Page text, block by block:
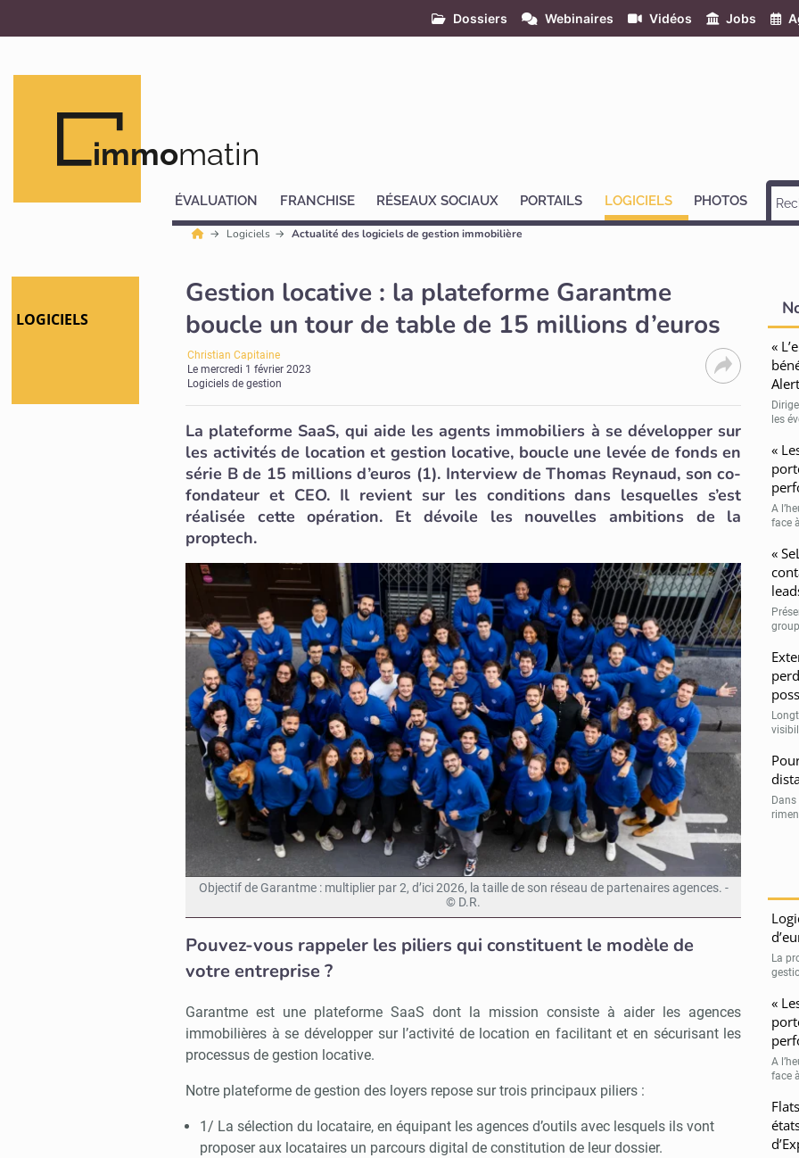
Dossiers Webinaires Vidéos Jobs
immomatin
ÉVALUATION FRANCHISE RÉSEAUX SOCIAUX PORTAILS LOGICIELS PHOTOS
Logiciels Actualité des logiciels de gestion immobilière
LOGICIELS
Gestion locative : la plateforme Garantme
boucle un tour de table de 15 millions d’euros
Christian Capitaine
Lemercredi 1 février 2023
Logiciels de gestion
La plateforme SaaS, qui aide les agents immobiliers à se développer sur
les activités de location et gestion locative, boucle une levée de fonds en
série B de 15 millions d’euros (1). Interview de Thomas Reynaud, son co-
fondateur et CEO. Il revient sur les conditions dans lesquelles s’est
réalisée cette opération. Et dévoile les nouvelles ambitions de la
proptech.
Objectif de Garantme : multiplier par 2, d’ici 2026, la taille de son réseau de partenaires agences. -
© D.R.
Pouvez-vous rappeler les piliers qui constituent le modèle de
votre entreprise ?
Garantme est une plateforme SaaS dont la mission consiste à aider les agences
immobilières à se développer sur l’activité de location en facilitant et en sécurisant les
processus de gestion locative.
Notre plateforme de gestion des loyers repose sur trois principaux piliers :
1/ La sélection du locataire, en équipant les agences d’outils avec lesquels ils vont
proposer aux locataires un parcours digital de constitution de leur dossier.
«
les
«
A
face
«
La
«
A
face